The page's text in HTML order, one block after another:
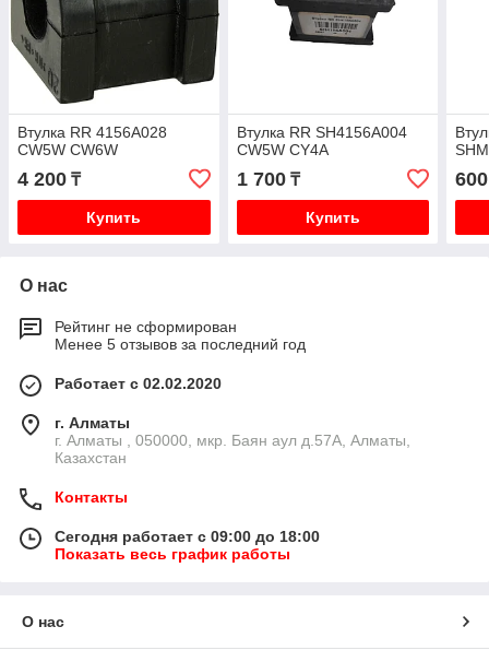
Втулка RR 4156A028
CW5W CW6W
4 200 ₸
Купить
Втулка RR SH4156A004
CW5W CY4A
1 700₸
Купить
600
О нас
Рейтинг не сформирован
Менее 5 отзывов за последний год
Работает с 02.02.2020
г. Алматы
г. Алматы , 050000, мкр. Баян аул д.57А, Алматы,
Казахстан
Контакты
Сегодня работает с 09:00 до 18:00
Показать весь график работы
О нас